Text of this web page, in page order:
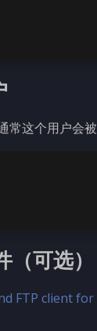
这个用户会
可选）
FTP client